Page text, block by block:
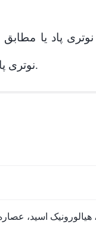
پاد یا
نوتری پاد را داخل یک لیوان آب حل کرده و پس از انحلال کامل مصرف نمایید.
اسید،